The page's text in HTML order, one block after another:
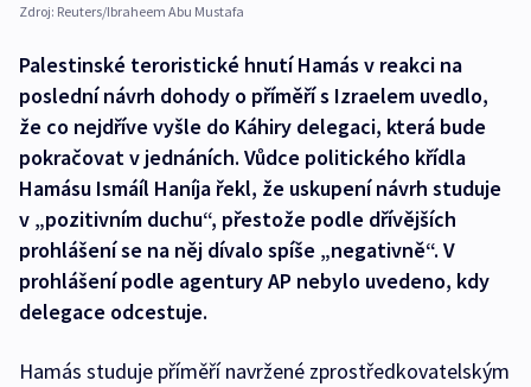
Zdroj: Reuters/Ibraheem Abu Mustafa
Palestinské teroristické hnutí Hamás v reakci na
poslední návrh dohody o příměří s Izraelem uvedlo,
že co nejdříve vyšle do Káhiry delegaci, která bude
pokračovat v jednáních. Vůdce politického křídla
Hamásu Ismáíl Haníja řekl, že uskupení návrh studuje
v „pozitivním duchu“, přestože podle dřívějších
prohlášení se na něj dívalo spíše „negativně“. V
prohlášení podle agentury AP nebylo uvedeno, kdy
delegace odcestuje.
Hamás studuje příměří navržené zprostředkovatelským